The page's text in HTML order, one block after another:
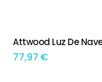
ADICIONAR
Attwood Luz De
77,97 €